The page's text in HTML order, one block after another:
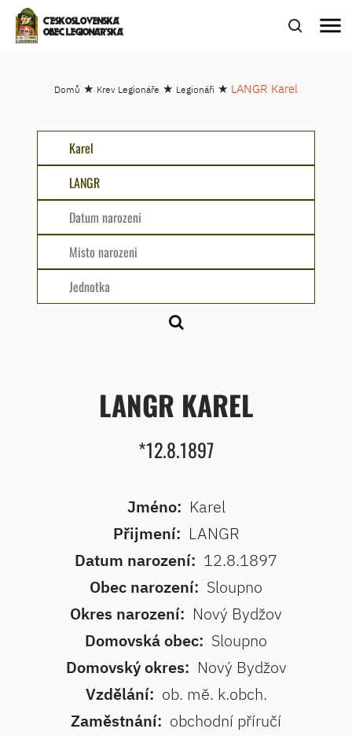
ČESKOSLOVENSKÁ
OBEC LEGIONÁŘSKÁ
menu
Domů ★ Krev Legionáře ★ Legionáři ★ LANGR Karel
LANGR KAREL
*12.8.1897
Jméno: Karel
Přijmení: LANGR
Datum narození: 12.8.1897
Obec narození: Sloupno
Okres narození: Nový Bydžov
Domovská obec: Sloupno
Domovský okres: Nový Bydžov
Vzdělání: ob. mě. k.obch.
Zaměstnání: obchodní příručí